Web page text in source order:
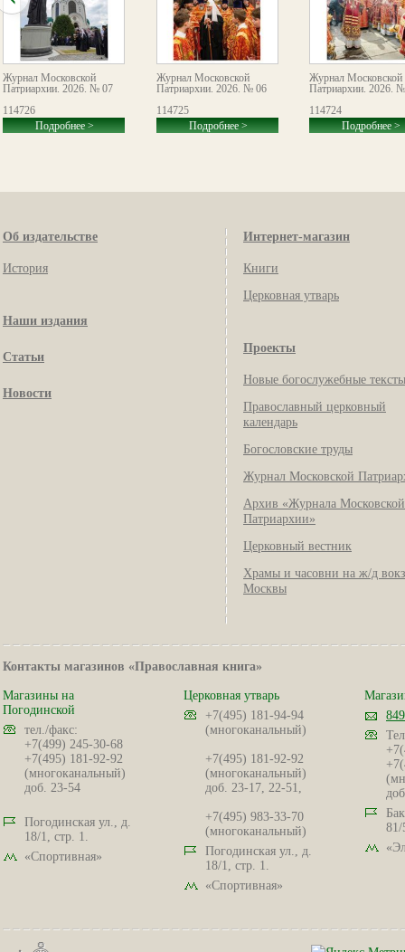
Журнал Московской
Патриархии. 2026. № 07
114726
Подробнее >
Журнал Московской
Патриархии. 2026. № 06
114725
Подробнее >
Журнал Московской
Патриархии. 2026.
114724
Подробнее >
Об издательстве
История
Наши издания
Статьи
Новости
Интернет-магазин
Книги
Церковная утварь
Проекты
Новые богослужебные тексты
Православный церковный
календарь
Богословские труды
Журнал Московской
Архив «Журнала Московской
Патриархии»
Церковный вестник
Храмы и часовни на ж/д
Москвы
Контакты магазинов «Православная книга»
Магазины на
Погодинской
тел./факс:
+7(499) 245-30-68
+7(495) 181-92-92
(многоканальный)
доб. 23-54
Погодинская ул., д.
18/1, стр. 1.
«Спортивная»
Церковная утварь
+7(495) 181-94-94
(многоканальный)
+7(495) 181-92-92
(многоканальный)
доб. 23-17, 22-51,
+7(495) 983-33-70
(многоканальный)
Погодинская ул., д.
18/1, стр. 1.
«Спортивная»
81/